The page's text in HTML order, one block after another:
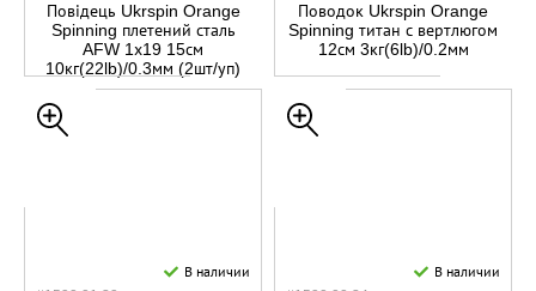
Повідець Ukrspin Orange
Spinning плетений сталь
AFW 1х19 15см
10кг(22lb)/0.3мм (2шт/уп)
Поводок Ukrspin Orange
Spinning титан с вертлюгом
12см 3кг(6lb)/0.2мм
В наличии В наличии